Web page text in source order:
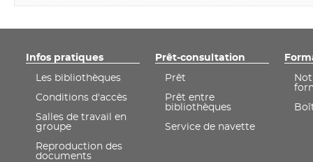
Infos pratiques
Les bibliothèques
Conditions d'accès
Salles de travail en
groupe
Reproduction des
documents
Prêt-consultation
Prêt
Prêt entre
bibliothèques
Service de navette